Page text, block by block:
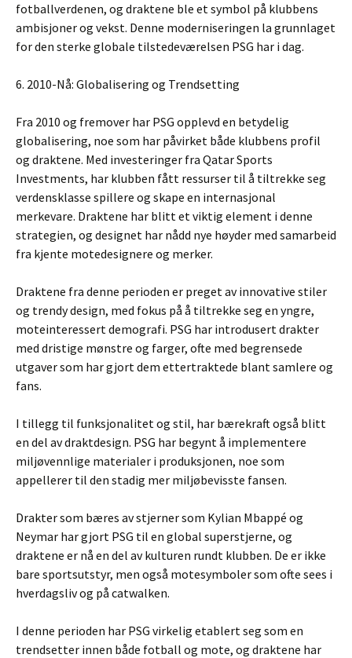
fotballverdenen, og draktene ble et symbol på klubbens
ambisjoner og vekst. Denne moderniseringen la grunnlaget
for den sterke globale tilstedeværelsen PSG har i dag.
6. 2010-Nå: Globalisering og Trendsetting
Fra 2010 og fremover har PSG opplevd en betydelig
globalisering, noe som har påvirket både klubbens profil
og draktene. Med investeringer fra Qatar Sports
Investments, har klubben fått ressurser til å tiltrekke seg
verdensklasse spillere og skape en internasjonal
merkevare. Draktene har blitt et viktig element i denne
strategien, og designet har nådd nye høyder med samarbeid
fra kjente motedesignere og merker.
Draktene fra denne perioden er preget av innovative stiler
og trendy design, med fokus på å tiltrekke seg en yngre,
moteinteressert demografi. PSG har introdusert drakter
med dristige mønstre og farger, ofte med begrensede
utgaver som har gjort dem ettertraktede blant samlere og
fans.
I tillegg til funksjonalitet og stil, har bærekraft også blitt
en del av draktdesign. PSG har begynt å implementere
miljøvennlige materialer i produksjonen, noe som
appellerer til den stadig mer miljøbevisste fansen.
Drakter som bæres av stjerner som Kylian Mbappé og
Neymar har gjort PSG til en global superstjerne, og
draktene er nå en del av kulturen rundt klubben. De er ikke
bare sportsutstyr, men også motesymboler som ofte sees i
hverdagsliv og på catwalken.
I denne perioden har PSG virkelig etablert seg som en
trendsetter innen både fotball og mote, og draktene har